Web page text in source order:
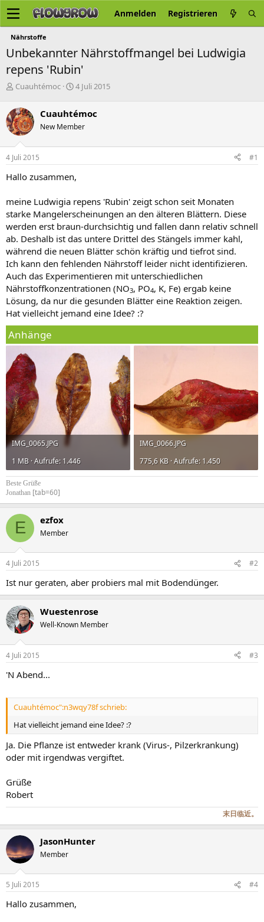
Anmelden Registrieren
Nährstoffe
Unbekannter Nährstoffmangel bei Ludwigia
repens 'Rubin'
E
s
t
e
l
l
e
Cuauhtémoc
E
t
e
l
m
4 Juli 2015
Cuauhtémoc
New Member
4 Juli 2015 #1
Hallo zusammen,
meine Ludwigia repens 'Rubin' zeigt schon seit Monaten
starke Mangelerscheinungen an den älteren Blättern. Diese
werden erst braun-durchsichtig und fallen dann relativ schnell
ab. Deshalb ist das untere Drittel des Stängels immer kahl,
während die neuen Blätter schön kräftig und tiefrot sind.
Ich kann den fehlenden Nährstoff leider nicht identifizieren.
Auch das Experimentieren mit unterschiedlichen
Nährstoffkonzentrationen (NO3, PO4, K, Fe) ergab keine
Lösung, da nur die gesunden Blätter eine Reaktion zeigen.
Hat vielleicht jemand eine Idee? :?
Anhänge
IMG_0065.JPG
1 MB · Aufrufe: 1.446
IMG_0066.JPG
775,6 KB · Aufrufe: 1.450
Beste Grüße
Jonathan [tab=60]
E ezfox
Member
4 Juli 2015 #2
Ist nur geraten, aber probiers mal mit Bodendünger.
Wuestenrose
Well-Known Member
4 Juli 2015 #3
'N Abend...
Cuauhtémoc":n3wqy78f schrieb:
Hat vielleicht jemand eine Idee? :?
Ja. Die Pflanze ist entweder krank (Virus-, Pilzerkrankung)
oder mit irgendwas vergiftet.
Grüße
Robert
末日临近。
JasonHunter
Member
5 Juli 2015 #4
Hallo zusammen,